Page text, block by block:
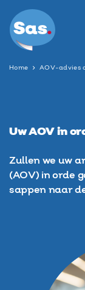
Home AOV-advies
Uw AOV in
Zullen we uw
(AOV) in orde
sappen naar